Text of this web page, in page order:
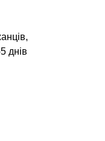
днів